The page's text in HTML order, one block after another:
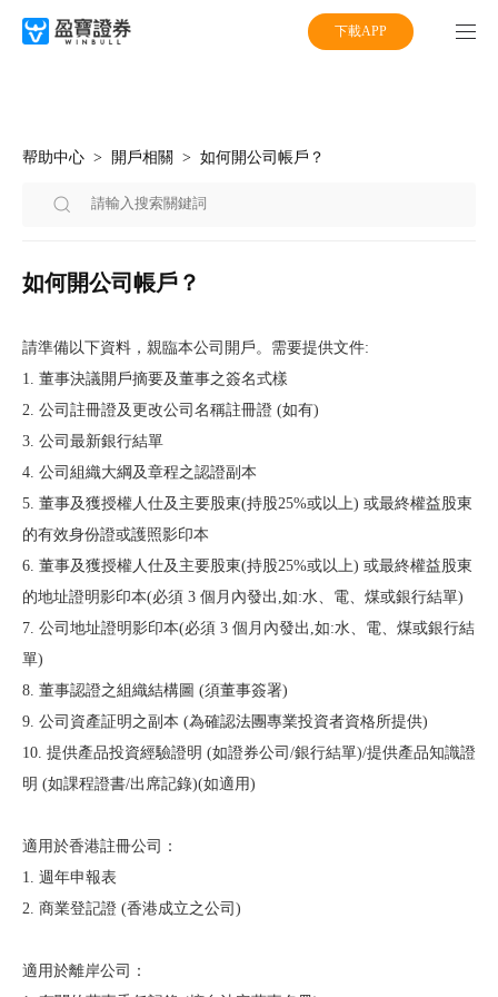
下載APP
帮助中心 開戶相關 如何開公司帳戶？
如何開公司帳戶？
請準備以下資料，親臨本公司開戶。需要提供文件:
1. 董事決議開戶摘要及董事之簽名式樣
2. 公司註冊證及更改公司名稱註冊證 (如有)
3. 公司最新銀行結單
4. 公司組織大綱及章程之認證副本
5. 董事及獲授權人仕及主要股東(持股25%或以上) 或最終權益股東
的有效身份證或護照影印本
6. 董事及獲授權人仕及主要股東(持股25%或以上) 或最終權益股東
的地址證明影印本(必須 3 個月內發出,如:水、電、煤或銀行結單)
7. 公司地址證明影印本(必須 3 個月內發出,如:水、電、煤或銀行結
單)
8. 董事認證之組織結構圖 (須董事簽署)
9. 公司資產証明之副本 (為確認法團專業投資者資格所提供)
10. 提供產品投資經驗證明 (如證券公司/銀行結單)/提供產品知識證
明 (如課程證書/出席記錄)(如適用)
適用於香港註冊公司：
1. 週年申報表
2. 商業登記證 (香港成立之公司)
適用於離岸公司：